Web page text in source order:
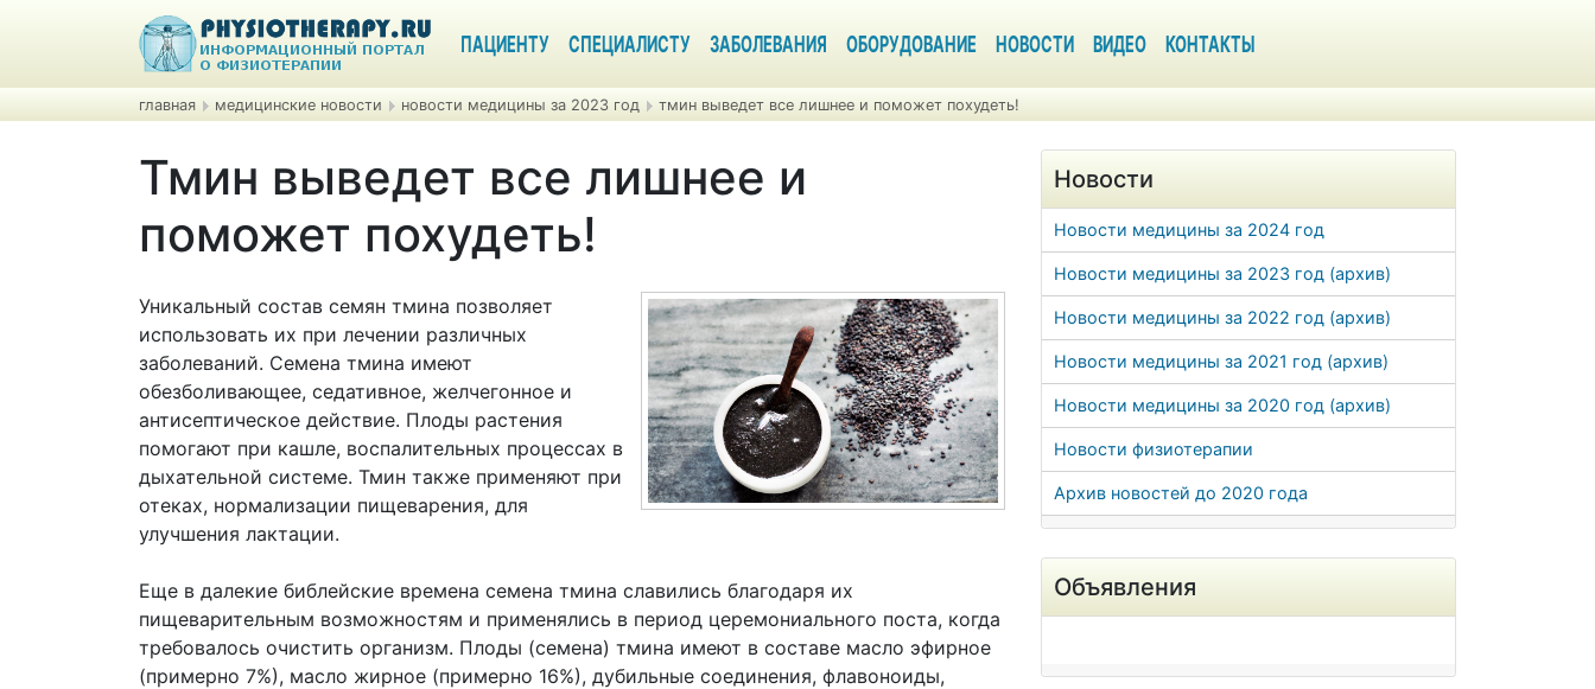
ПАЦИЕНТУ СПЕЦИАЛИСТУ ЗАБОЛЕВАНИЯ ОБОРУДОВАНИЕ НОВОСТИ ВИДЕО КОНТАКТЫ
главная медицинские новости новости медицины за 2023 год тмин выведет все лишнее и поможет похудеть!
Тмин выведет все лишнее и
поможет похудеть!
Уникальный состав семян тмина позволяет
использовать их при лечении различных
заболеваний. Семена тмина имеют
обезболивающее, седативное, желчегонное и
антисептическое действие. Плоды растения
помогают при кашле, воспалительных процессах в
дыхательной системе. Тмин также применяют при
отеках, нормализации пищеварения, для
улучшения лактации.
Еще в далекие библейские времена семена тмина славились благодаря их
пищеварительным возможностям и применялись в период церемониального поста, когда
требовалось очистить организм. Плоды (семена) тмина имеют в составе масло эфирное
(примерно 7%), масло жирное (примерно 16%), дубильные соединения, флавоноиды,
Новости
Новости медицины за 2024 год
Новости медицины за 2023 год (архив)
Новости медицины за 2022 год (архив)
Новости медицины за 2021 год (архив)
Новости медицины за 2020 год (архив)
Новости физиотерапии
Архив новостей до 2020 года
Объявления